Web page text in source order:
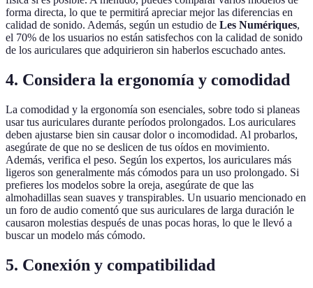
forma directa, lo que te permitirá apreciar mejor las diferencias en
calidad de sonido. Además, según un estudio de Les Numériques,
el 70% de los usuarios no están satisfechos con la calidad de sonido
de los auriculares que adquirieron sin haberlos escuchado antes.
4. Considera la ergonomía y comodidad
La comodidad y la ergonomía son esenciales, sobre todo si planeas
usar tus auriculares durante períodos prolongados. Los auriculares
deben ajustarse bien sin causar dolor o incomodidad. Al probarlos,
asegúrate de que no se deslicen de tus oídos en movimiento.
Además, verifica el peso. Según los expertos, los auriculares más
ligeros son generalmente más cómodos para un uso prolongado. Si
prefieres los modelos sobre la oreja, asegúrate de que las
almohadillas sean suaves y transpirables. Un usuario mencionado en
un foro de audio comentó que sus auriculares de larga duración le
causaron molestias después de unas pocas horas, lo que le llevó a
buscar un modelo más cómodo.
5. Conexión y compatibilidad